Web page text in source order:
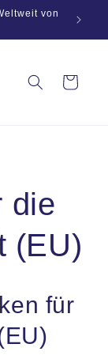
von
Warenkorb
die
(EU)
für